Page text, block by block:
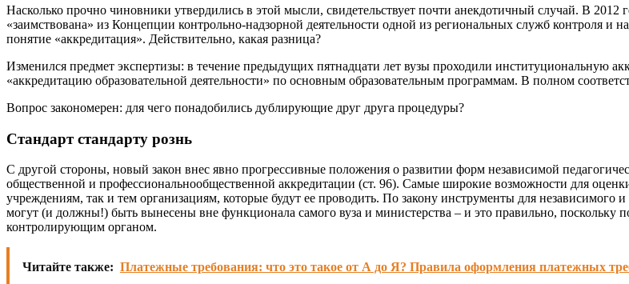
Насколько прочно чиновники утвердились в этой мысли, свидетельствует почти анекдотичный случай. В 2012
«заимствована» из Концепции контрольно-надзорной деятельности одной из региональных служб контроля и
понятие «аккредитация». Действительно, какая разница?
Изменился предмет экспертизы: в течение предыдущих пятнадцати лет вузы проходили институциональную
«аккредитацию образовательной деятельности» по основным образовательным программам. В полном
Вопрос закономерен: для чего понадобились дублирующие друг друга процедуры?
Стандарт стандарту рознь
С другой стороны, новый закон внес явно прогрессивные положения о развитии форм независимой
общественной и профессионально­общественной аккредитации (ст. 96). Самые широкие возможности для
учреждениям, так и тем организациям, которые будут ее проводить. По закону инструменты для независимого
могут (и должны!) быть вынесены вне функционала самого вуза и министерства – и это правильно, поскольку
контролирующим органом.
Читайте также: Платежные требования: что это такое от А до Я? Правила оформления платежных